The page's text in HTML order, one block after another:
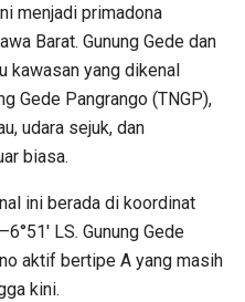
menjadi primadona
Barat. Gunung Gede dan
kawasan yang dikenal
Gede Pangrango (TNGP),
udara sejuk, dan
biasa.
ini berada di koordinat
LS. Gunung Gede
aktif bertipe A yang masih
kini.